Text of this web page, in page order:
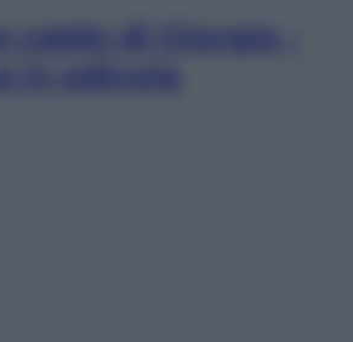
caldo di Giorgia –